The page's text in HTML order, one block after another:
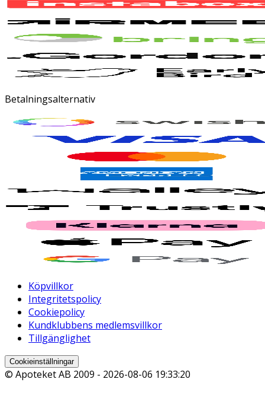
Betalningsalternativ
Köpvillkor
Integritetspolicy
Cookiepolicy
Kundklubbens medlemsvillkor
Tillgänglighet
Cookieinställningar
© Apoteket AB 2009 - 2026-08-06 19:33:20